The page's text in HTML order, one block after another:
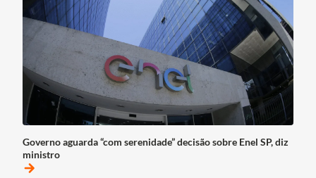
Governo aguarda “com serenidade” decisão sobre Enel SP, diz
ministro
arrow_forward